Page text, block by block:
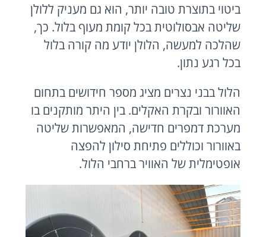
ביטוי בתוצרת טובה יותר, הוא גם מעניק ללולן
שליטה אבסולוטית בכל קומת מעוף בלול. כך,
שהלכה למעשה, הלולן יודע מה קורה בלול
בכל רגע נתון.
הלול בבני נצרים מציג מספר חידושים בתחום
האוורור ובקרת האקלים. בין היתר מותקנים בו
מערכת דמפרים חדישה, המאפשרות שליטה
באוורור וכוללים פתיחת סילון להפצה
אופטימלית של האוויר ברחבי הלול.